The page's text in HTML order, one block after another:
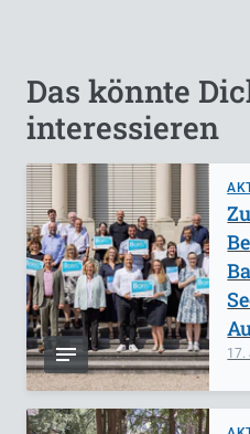
Das könnte
interessieren
17.